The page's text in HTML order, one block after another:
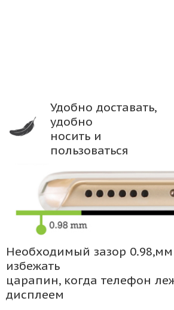
Удобно доставать,
удобно
носить и
пользоваться
Необходимый зазор
избежать
царапин, когда телефон
дисплеем